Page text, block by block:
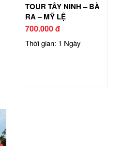
TOUR TÂY NINH – BÀ
RA – MỸ LỆ
700.000 đ
Thời gian: 1 Ngày